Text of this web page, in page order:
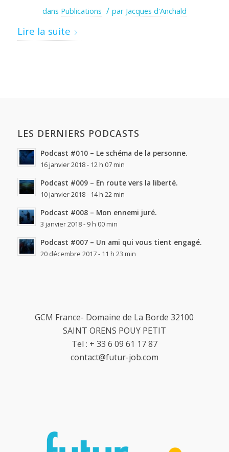
dans Publications / par Jacques d'Anchald
Lire la suite
LES DERNIERS PODCASTS
Podcast #010 – Le schéma de la personne.
16 janvier 2018 - 12 h 07 min
Podcast #009 – En route vers la liberté.
10 janvier 2018 - 14 h 22 min
Podcast #008 – Mon ennemi juré.
3 janvier 2018 - 9 h 00 min
Podcast #007 – Un ami qui vous tient engagé.
20 décembre 2017 - 11 h 23 min
GCM France- Domaine de La Borde 32100
SAINT ORENS POUY PETIT
Tel : + 33 6 09 61 17 87
contact@futur-job.com